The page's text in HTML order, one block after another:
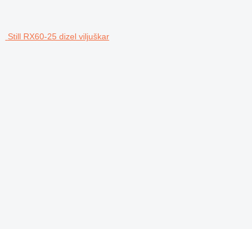
Still RX60-25 dizel viljuškar